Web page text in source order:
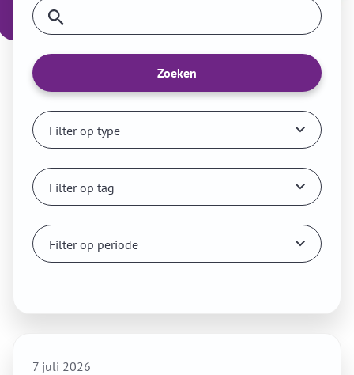
Zoeken
Filter op type
Filter op tag
Filter op periode
7 juli 2026